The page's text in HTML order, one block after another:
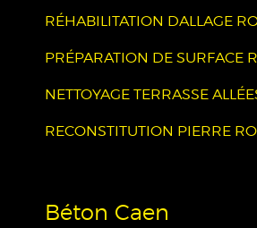
RÉHABILITATION DALLAGE
PRÉPARATION DE SURFACE
NETTOYAGE TERRASSE
RECONSTITUTION PIERRE
Béton Caen